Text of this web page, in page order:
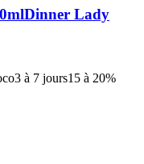
Dinner Lady
3 à 7 jours15 à 20%